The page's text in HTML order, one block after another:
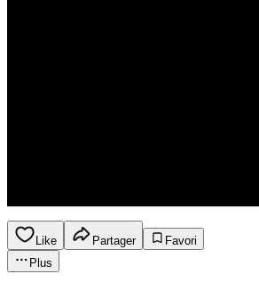
Like Partager
Favori
Plus